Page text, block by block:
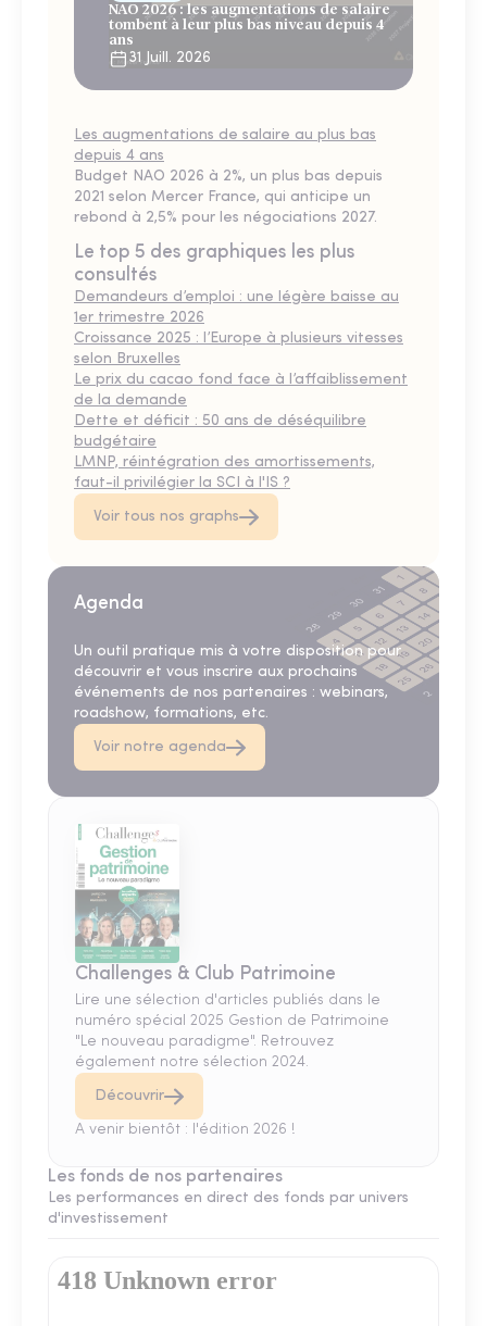
NAO 2026 : les augmentations de salaire
tombent à leur plus bas niveau depuis 4
ans
31 Juill. 2026
Les augmentations de salaire au plus bas
depuis 4 ans
Budget NAO 2026 à 2%, un plus bas depuis
2021 selon Mercer France, qui anticipe un
rebond à 2,5% pour les négociations 2027.
Le top 5 des graphiques les plus
consultés
Demandeurs d’emploi : une légère baisse au
1er trimestre 2026
Croissance 2025 : l’Europe à plusieurs vitesses
selon Bruxelles
Le prix du cacao fond face à l’affaiblissement
de la demande
Dette et déficit : 50 ans de déséquilibre
budgétaire
LMNP, réintégration des amortissements,
faut-il privilégier la SCI à l'IS ?
Voir tous nos graphs
Agenda
Un outil pratique mis à votre disposition pour
découvrir et vous inscrire aux prochains
événements de nos partenaires : webinars,
roadshow, formations, etc.
Voir notre agenda
Challenges & Club Patrimoine
Lire une sélection d'articles publiés dans le
numéro spécial 2025 Gestion de Patrimoine
"Le nouveau paradigme". Retrouvez
également notre sélection 2024.
Découvrir
A venir bientôt : l'édition 2026 !
Les fonds de nos partenaires
Les performances en direct des fonds par univers
d'investissement